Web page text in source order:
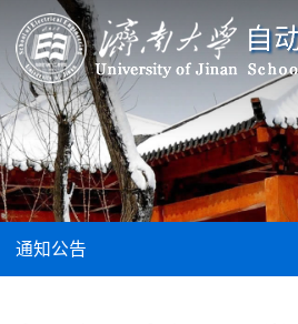
通知公告